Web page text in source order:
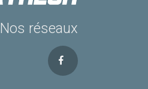
Nos réseaux